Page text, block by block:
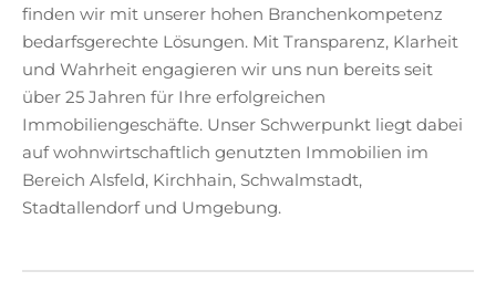
finden wir mit unserer hohen Branchenkompetenz
bedarfsgerechte Lösungen. Mit Transparenz, Klarheit
und Wahrheit engagieren wir uns nun bereits seit
über 25 Jahren für Ihre erfolgreichen
Immobiliengeschäfte. Unser Schwerpunkt liegt dabei
auf wohnwirtschaftlich genutzten Immobilien im
Bereich Alsfeld, Kirchhain, Schwalmstadt,
Stadtallendorf und Umgebung.